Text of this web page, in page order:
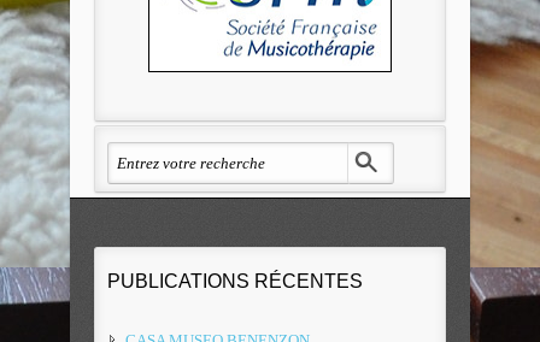
PUBLICATIONS RÉCENTES